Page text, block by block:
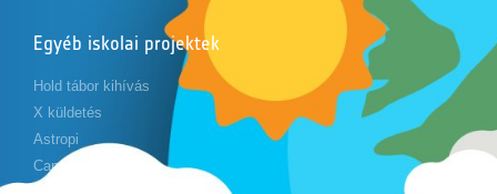
Egyéb iskolai projektek
Hold tábor kihívás
X küldetés
Astropi
Cansat